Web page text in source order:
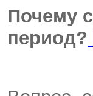
Почему
период?